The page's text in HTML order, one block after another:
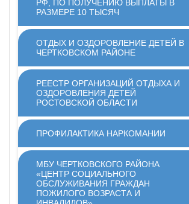
РФ, ПО ПОЛУЧЕНИЮ ВЫПЛАТЫ В
РАЗМЕРЕ 10 ТЫСЯЧ
ОТДЫХ И ОЗДОРОВЛЕНИЕ ДЕТЕЙ В
ЧЕРТКОВСКОМ РАЙОНЕ
РЕЕСТР ОРГАНИЗАЦИЙ ОТДЫХА И
ОЗДОРОВЛЕНИЯ ДЕТЕЙ
РОСТОВСКОЙ ОБЛАСТИ
ПРОФИЛАКТИКА НАРКОМАНИИ
МБУ ЧЕРТКОВСКОГО РАЙОНА
«ЦЕНТР СОЦИАЛЬНОГО
ОБСЛУЖИВАНИЯ ГРАЖДАН
ПОЖИЛОГО ВОЗРАСТА И